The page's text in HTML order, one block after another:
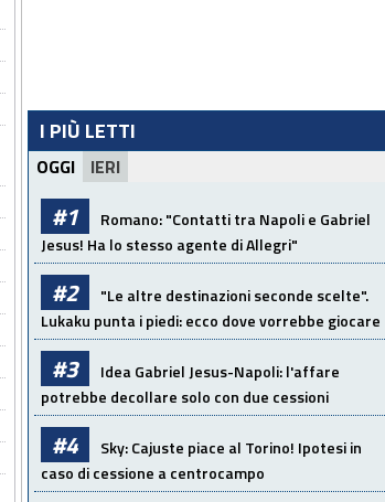
I PIÙ LETTI
OGGI IERI
#1
Romano: "Contatti tra Napoli e Gabriel
Jesus! Ha lo stesso agente di Allegri"
#2
"Le altre destinazioni seconde scelte".
Lukaku punta i piedi: ecco dove vorrebbe giocare
#3
Idea Gabriel Jesus-Napoli: l'affare
potrebbe decollare solo con due cessioni
#4
Sky: Cajuste piace al Torino! Ipotesi in
caso di cessione a centrocampo